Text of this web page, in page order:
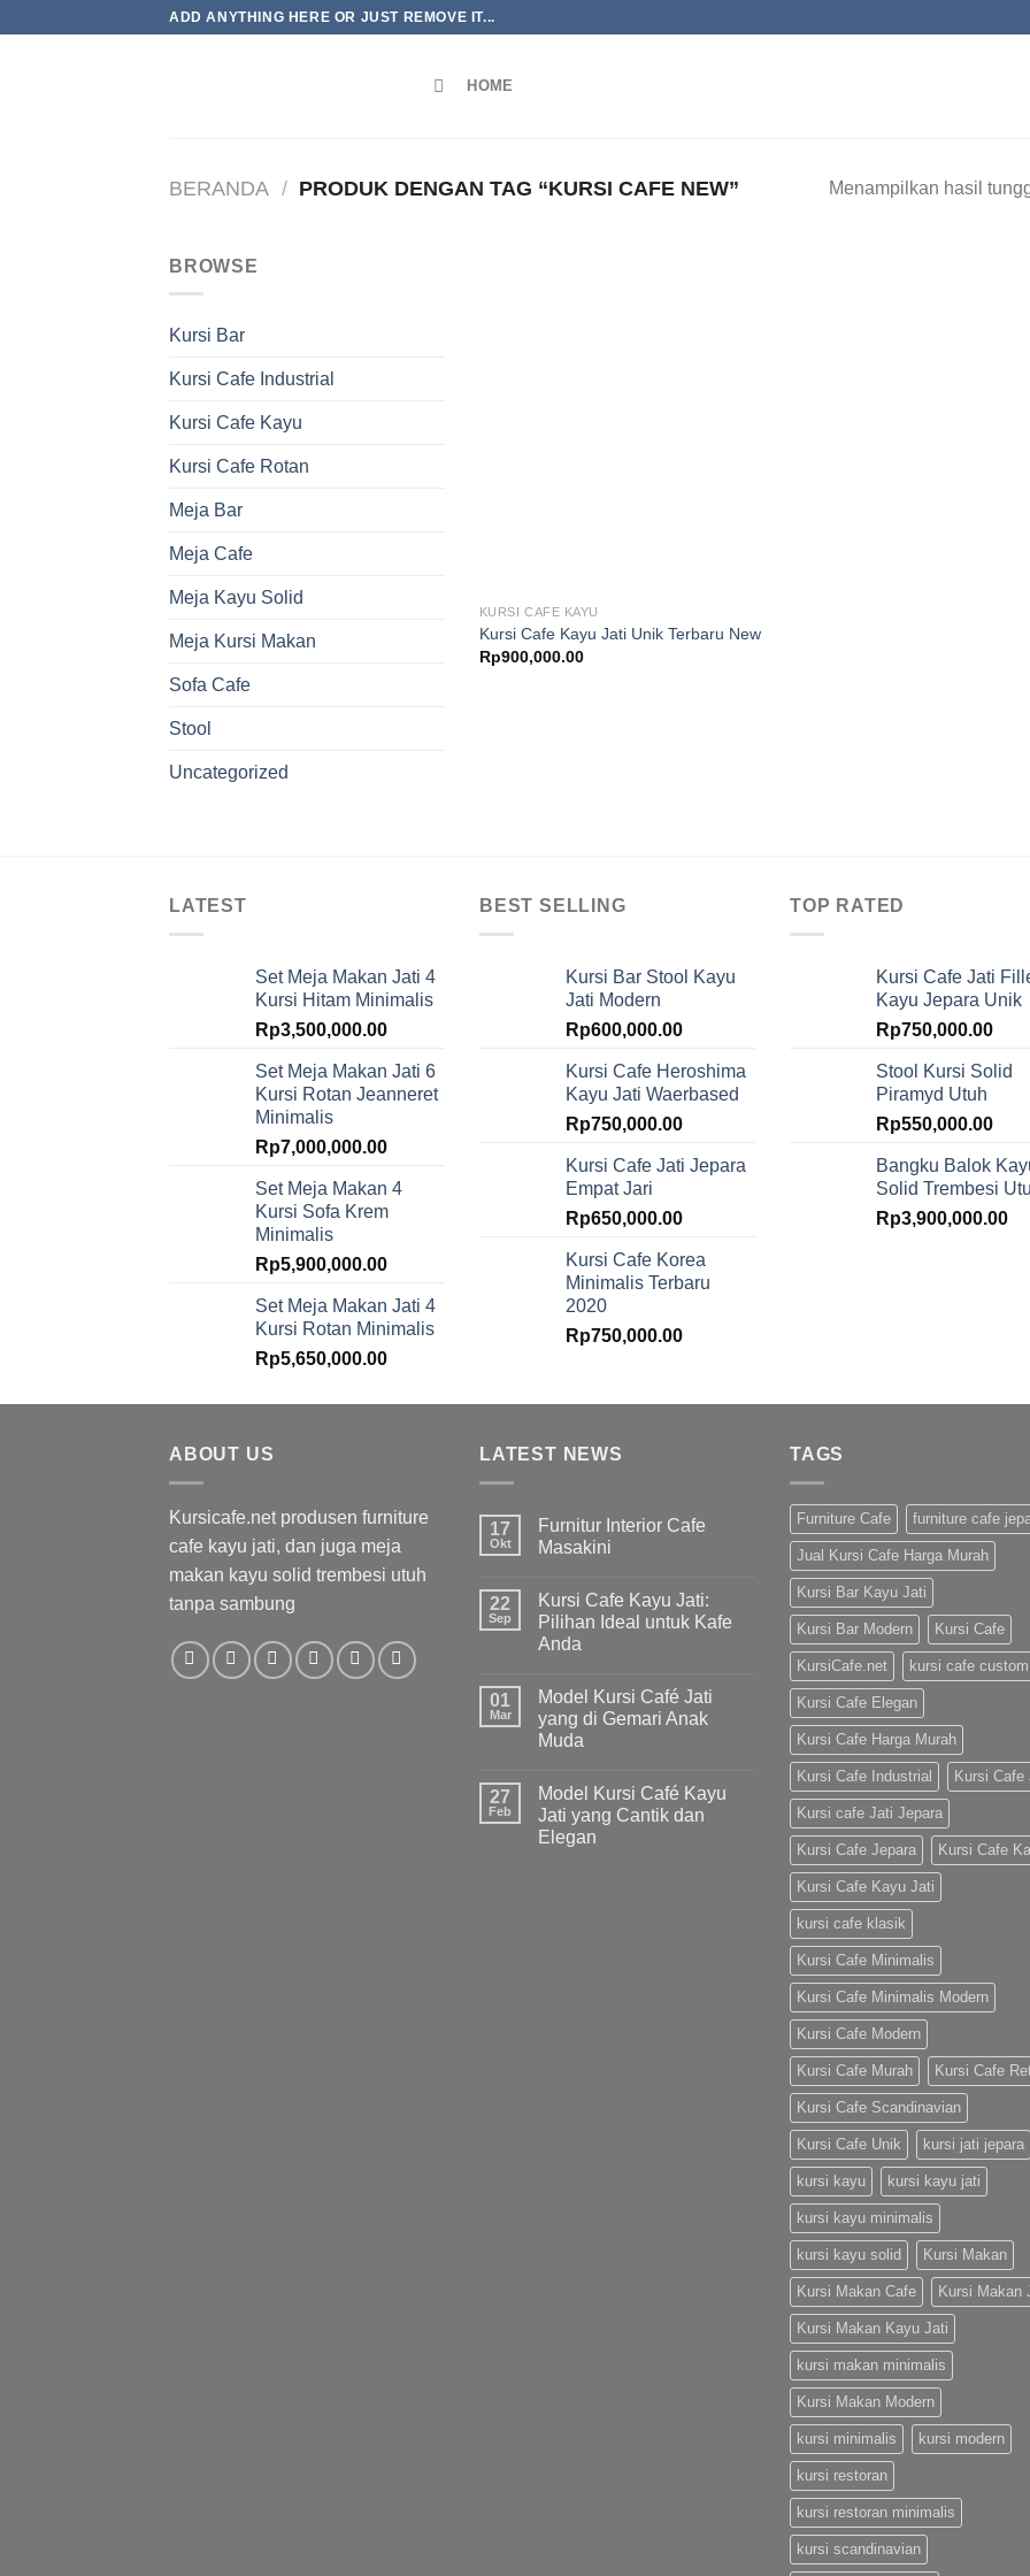
ADD ANYTHING HERE OR JUST REMOVE IT...
HOME
BERANDA / PRODUK DENGAN TAG “KURSI CAFE NEW” Menampilkan hasil
BROWSE
Kursi Bar
Kursi Cafe Industrial
Kursi Cafe Kayu
Kursi Cafe Rotan
Meja Bar
Meja Cafe
Meja Kayu Solid
Meja Kursi Makan
Sofa Cafe
Stool
Uncategorized
KURSI CAFE KAYU
Kursi Cafe Kayu Jati Unik Terbaru New
Rp900,000.00
LATEST
Set Meja Makan Jati 4
Kursi Hitam Minimalis
Rp3,500,000.00
Set Meja Makan Jati 6
Kursi Rotan Jeanneret
Minimalis
Rp7,000,000.00
Set Meja Makan 4
Kursi Sofa Krem
Minimalis
Rp5,900,000.00
Set Meja Makan Jati 4
Kursi Rotan Minimalis
Rp5,650,000.00
BEST SELLING
Kursi Bar Stool Kayu
Jati Modern
Rp600,000.00
Kursi Cafe Heroshima
Kayu Jati Waerbased
Rp750,000.00
Kursi Cafe Jati Jepara
Empat Jari
Rp650,000.00
Kursi Cafe Korea
Minimalis Terbaru
2020
Rp750,000.00
TOP RATED
Kursi Cafe Jati
Kayu Jepara Unik
Rp750,000.00
Stool Kursi Solid
Piramyd Utuh
Rp550,000.00
Bangku Balok
Solid Trembesi
Rp3,900,000.00
ABOUT US
Kursicafe.net produsen furniture
cafe kayu jati, dan juga meja
makan kayu solid trembesi utuh
tanpa sambung
LATEST NEWS
17
Okt
Furnitur Interior Cafe
Masakini
22
Sep
Kursi Cafe Kayu Jati:
Pilihan Ideal untuk Kafe
Anda
01
Mar
Model Kursi Café Jati
yang di Gemari Anak
Muda
27
Feb
Model Kursi Café Kayu
Jati yang Cantik dan
Elegan
TAGS
Furniture Cafe furniture cafe
Jual Kursi Cafe Harga Murah
Kursi Bar Kayu Jati
Kursi Bar Modern Kursi Cafe
KursiCafe.net kursi cafe custom
Kursi Cafe Elegan
Kursi Cafe Harga Murah
Kursi Cafe Industrial Kursi Cafe
Kursi cafe Jati Jepara
Kursi Cafe Jepara Kursi Cafe
Kursi Cafe Kayu Jati
kursi cafe klasik
Kursi Cafe Minimalis
Kursi Cafe Minimalis Modern
Kursi Cafe Modern
Kursi Cafe Murah Kursi Cafe
Kursi Cafe Scandinavian
Kursi Cafe Unik kursi jati jepara
kursi kayu kursi kayu jati
kursi kayu minimalis
kursi kayu solid Kursi Makan
Kursi Makan Cafe Kursi Makan
Kursi Makan Kayu Jati
kursi makan minimalis
Kursi Makan Modern
kursi minimalis kursi modern
kursi restoran
kursi restoran minimalis
kursi scandinavian